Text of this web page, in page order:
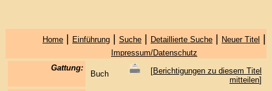
Home| Einführung| Suche| Detaillierte Suche| Neuer Titel |
Impressum/Datenschutz
Gattung:
Buch [Berichtigungen zu diesem Titel
mitteilen]